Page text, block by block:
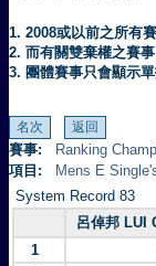
1. 2008或以前之所有
2. 而有關雙棄權之賽
3. 團體賽事只會顯示
賽事:
Ranking
項目:
Mens E
System Record 83
呂倬邦 LUI
1